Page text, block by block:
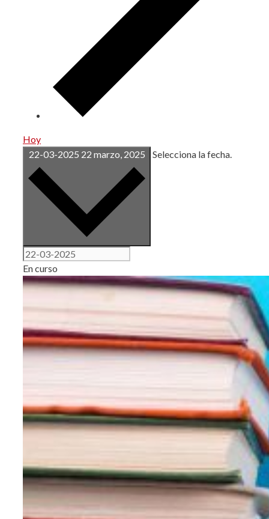
Hoy
22-03-2025 22 marzo, 2025 Selecciona la fecha.
En curso